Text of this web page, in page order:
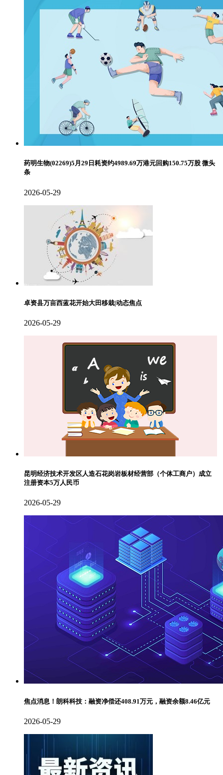
药明生物(02269)5月29日耗资约4989.69万港元回购150.75万股 微头
条
2026-05-29
卓资县万亩西蓝花开始大田移栽|动态焦点
2026-05-29
昆明经济技术开发区人造石花岗岩板材经营部（个体工商户）成立
注册资本5万人民币
2026-05-29
焦点消息！朗科科技：融资净偿还408.91万元，融资余额8.46亿元
2026-05-29